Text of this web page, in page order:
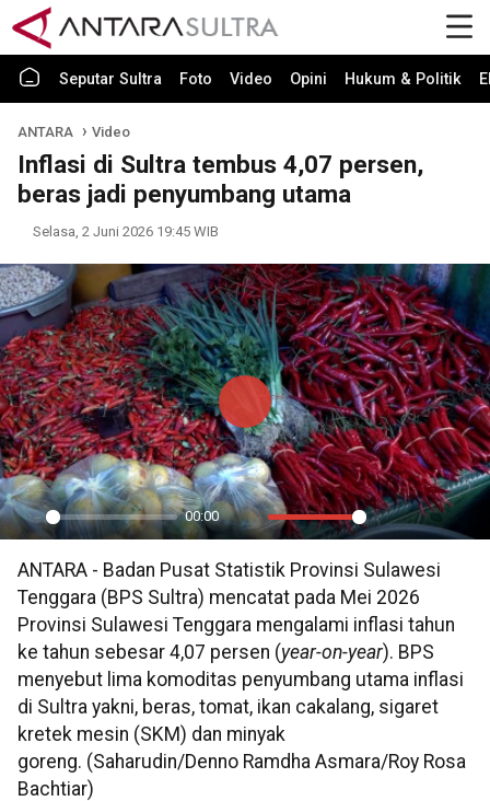
Seputar Sultra Foto Video Opini Hukum & Politik
ANTARA Video
Inflasi di Sultra tembus 4,07 persen,
beras jadi penyumbang utama
Selasa, 2 Juni 2026 19:45 WIB
Play
00:00
Mute Settings
PIP
Play
ANTARA - Badan Pusat Statistik Provinsi Sulawesi
Tenggara (BPS Sultra) mencatat pada Mei 2026
Provinsi Sulawesi Tenggara mengalami inflasi tahun
ke tahun sebesar 4,07 persen (year-on-year). BPS
menyebut lima komoditas penyumbang utama inflasi
di Sultra yakni, beras, tomat, ikan cakalang, sigaret
kretek mesin (SKM) dan minyak
goreng. (Saharudin/Denno Ramdha Asmara/Roy Rosa
Bachtiar)